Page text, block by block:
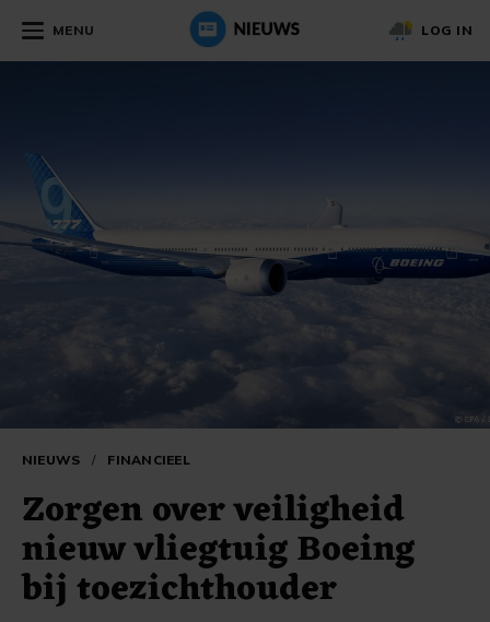
MENU LOG IN
NIEUWS / FINANCIEEL
Zorgen over veiligheid
nieuw vliegtuig Boeing
bij toezichthouder